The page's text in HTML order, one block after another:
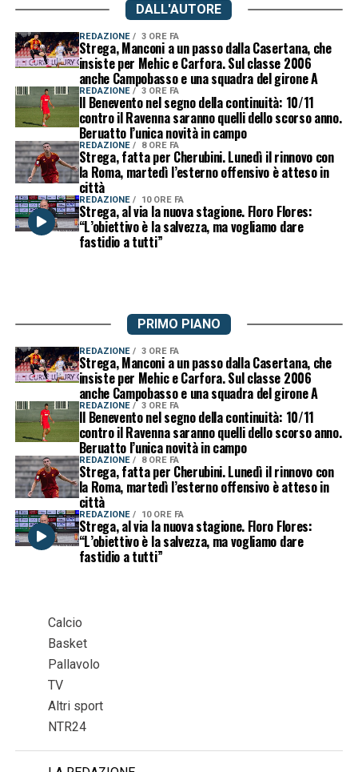
DALL'AUTORE
REDAZIONE 3 ORE FA
Strega, Manconi a un passo dalla Casertana, che
insiste per Mehic e Carfora. Sul classe 2006
anche Campobasso e una squadra del girone A
REDAZIONE 3 ORE FA
Il Benevento nel segno della continuità: 10/11
contro il Ravenna saranno quelli dello scorso anno.
Beruatto l’unica novità in campo
REDAZIONE 8 ORE FA
Strega, fatta per Cherubini. Lunedì il rinnovo con
la Roma, martedì l’esterno offensivo è atteso in
città
REDAZIONE 10 ORE FA
Strega, al via la nuova stagione. Floro Flores:
“L’obiettivo è la salvezza, ma vogliamo dare
fastidio a tutti”
PRIMO PIANO
REDAZIONE 3 ORE FA
Strega, Manconi a un passo dalla Casertana, che
insiste per Mehic e Carfora. Sul classe 2006
anche Campobasso e una squadra del girone A
REDAZIONE 3 ORE FA
Il Benevento nel segno della continuità: 10/11
contro il Ravenna saranno quelli dello scorso anno.
Beruatto l’unica novità in campo
REDAZIONE 8 ORE FA
Strega, fatta per Cherubini. Lunedì il rinnovo con
la Roma, martedì l’esterno offensivo è atteso in
città
REDAZIONE 10 ORE FA
Strega, al via la nuova stagione. Floro Flores:
“L’obiettivo è la salvezza, ma vogliamo dare
fastidio a tutti”
Calcio
Basket
Pallavolo
TV
Altri sport
NTR24